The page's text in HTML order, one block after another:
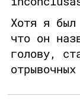
Хотя я
что он
голову,